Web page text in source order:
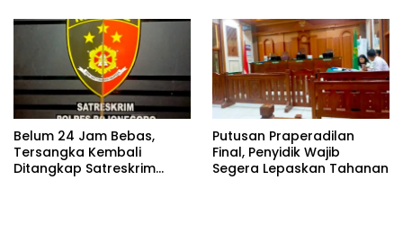
Belum 24 Jam Bebas,
Tersangka Kembali
Ditangkap Satreskrim
Putusan Praperadilan
Final, Penyidik Wajib
Segera Lepaskan Tahanan